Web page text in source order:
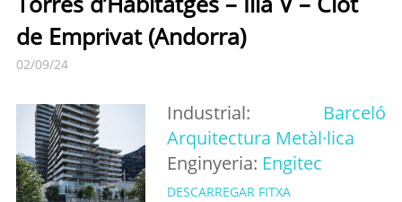
de Emprivat (Andorra)
02/09/24
Industrial: Barceló
Arquitectura Metàl·lica
Enginyeria: Engitec
DESCARREGAR FITXA